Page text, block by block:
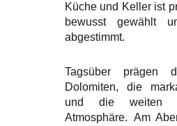
Küche und Keller ist
bewusst gewählt
abgestimmt.
Tagsüber prägen
Dolomiten, die
und die weiten
Atmosphäre.
Am